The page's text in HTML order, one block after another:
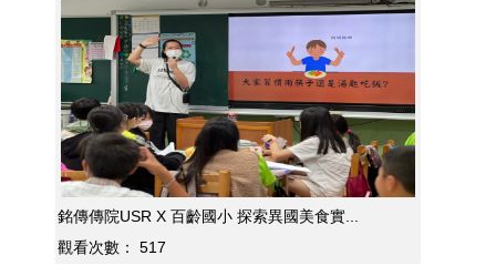
銘傳傳院USR X 百齡國小 探索異國美食實...
觀看次數：
517